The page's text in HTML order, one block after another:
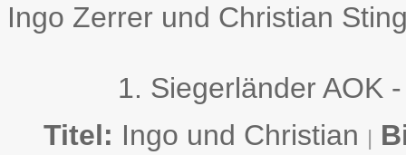
Ingo Zerrer und Christian
1. Siegerländer AOK
Titel: Ingo und Christian |